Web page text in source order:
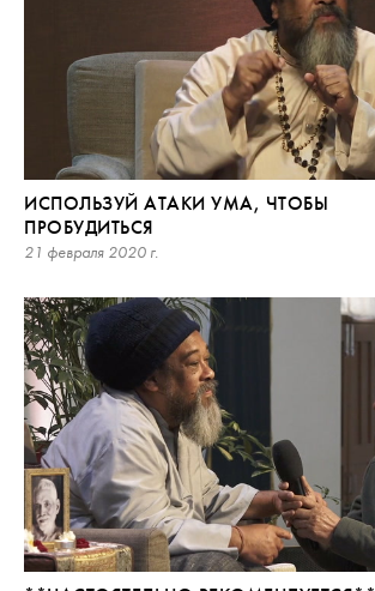
ИСПОЛЬЗУЙ АТАКИ УМА, ЧТОБЫ
ПРОБУДИТЬСЯ
21 февраля 2020 г.